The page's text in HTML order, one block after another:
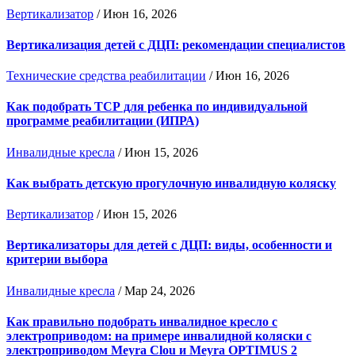
Вертикализатор /Июн 16, 2026
Вертикализация детей с ДЦП: рекомендации специалистов
Технические средства реабилитации /Июн 16, 2026
Как подобрать ТСР для ребенка по индивидуальной
программе реабилитации (ИПРА)
Инвалидные кресла /Июн 15, 2026
Как выбрать детскую прогулочную инвалидную коляску
Вертикализатор /Июн 15, 2026
Вертикализаторы для детей с ДЦП: виды, особенности и
критерии выбора
Инвалидные кресла /Мар 24, 2026
Как правильно подобрать инвалидное кресло с
электроприводом: на примере инвалидной коляски с
электроприводом Meyra Clou и Meyra OPTIMUS 2